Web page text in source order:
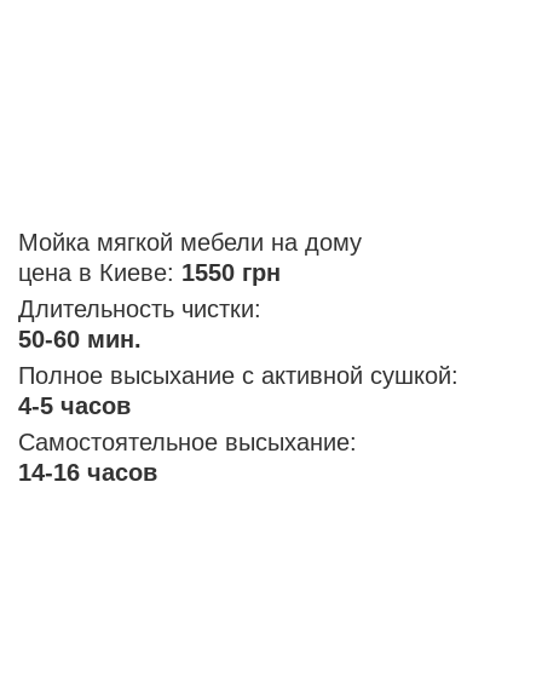
Мойка мягкой мебели на дому
цена в Киеве: 1550 грн
Длительность чистки:
50-60 мин.
Полное высыхание с активной сушкой:
4-5 часов
Самостоятельное высыхание:
14-16 часов